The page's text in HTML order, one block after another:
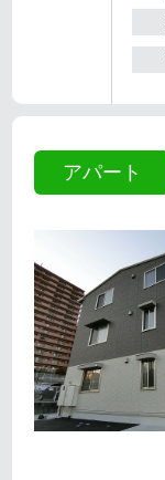
アパート